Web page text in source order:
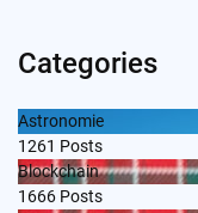
Categories
Astronomie
1261 Posts
Blockchain
1666 Posts